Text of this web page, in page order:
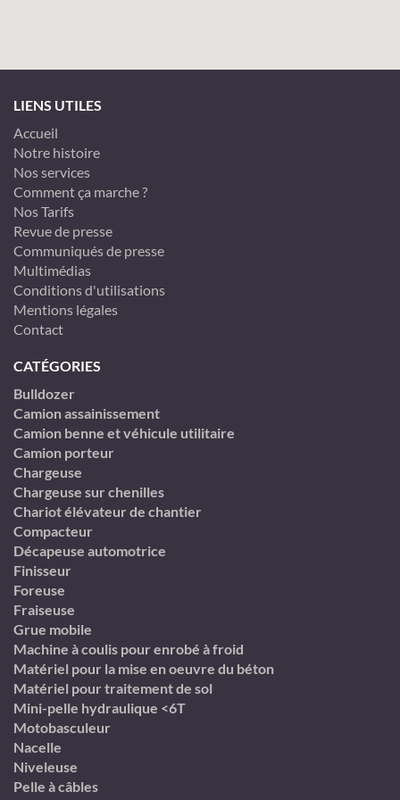
LIENS UTILES
Accueil
Notre histoire
Nos services
Comment ça marche ?
Nos Tarifs
Revue de presse
Communiqués de presse
Multimédias
Conditions d'utilisations
Mentions légales
Contact
CATÉGORIES
Bulldozer
Camion assainissement
Camion benne et véhicule utilitaire
Camion porteur
Chargeuse
Chargeuse sur chenilles
Chariot élévateur de chantier
Compacteur
Décapeuse automotrice
Finisseur
Foreuse
Fraiseuse
Grue mobile
Machine à coulis pour enrobé à froid
Matériel pour la mise en oeuvre du béton
Matériel pour traitement de sol
Mini-pelle hydraulique <6T
Motobasculeur
Nacelle
Niveleuse
Pelle à câbles